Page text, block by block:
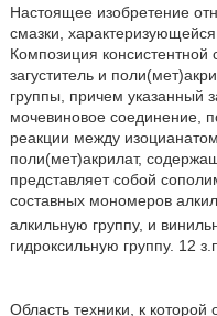
Настоящее изобретение
смазки,
Композиция консистентной
загуститель и
группы, причем указанный
мочевиновое соединение,
реакции между
поли(мет)акрилат,
представляет собой
составных мономеров
алкильную группу, и
гидроксильную группу. 12
Область техники, к которой